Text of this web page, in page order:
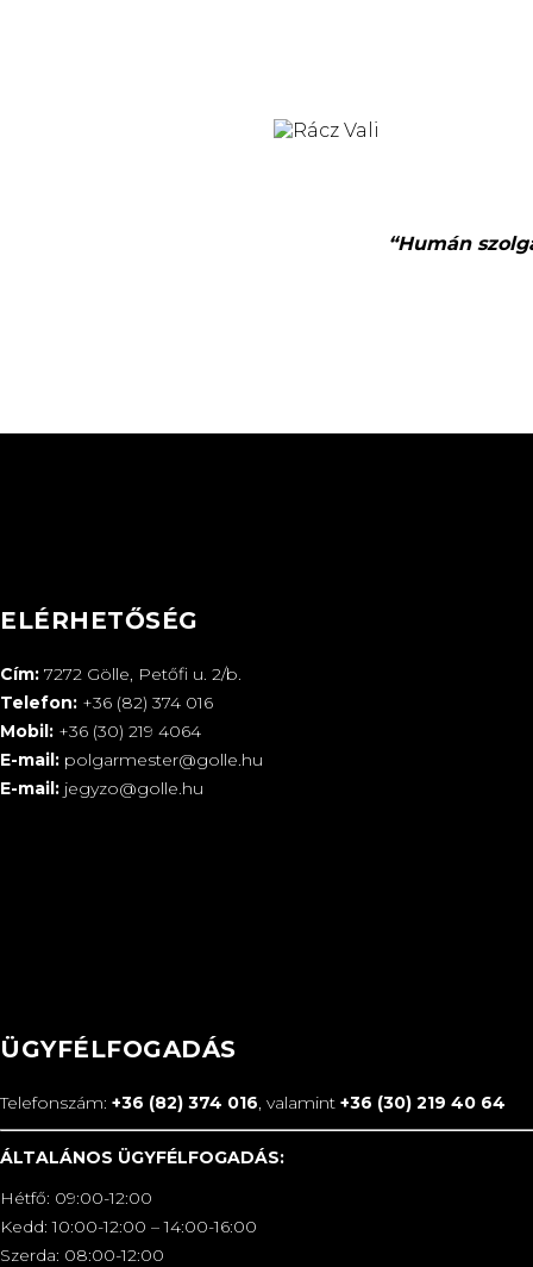
“Humán
ELÉRHETŐSÉG
Cím: 7272 Gölle, Petőfi u. 2/b.
Telefon: +36 (82) 374 016
Mobil: +36 (30) 219 4064
E-mail: polgarmester@golle.hu
E-mail: jegyzo@golle.hu
ÜGYFÉLFOGADÁS
Telefonszám: +36 (82) 374 016, valamint +36 (30) 219 40 64
ÁLTALÁNOS ÜGYFÉLFOGADÁS:
Hétfő: 09:00-12:00
Kedd: 10:00-12:00 – 14:00-16:00
Szerda: 08:00-12:00